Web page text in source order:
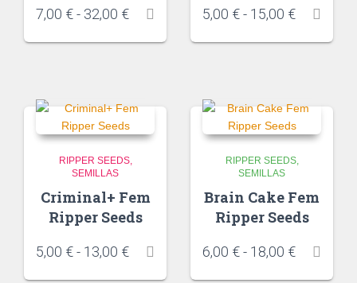
7,00 €- 32,00 € 5,00 €- 15,00 €
RIPPER SEEDS
SEMILLAS
Criminal+ Fem
Ripper Seeds
5,00 €- 13,00 €
RIPPER SEEDS
SEMILLAS
Brain Cake Fem
Ripper Seeds
6,00 €- 18,00 €